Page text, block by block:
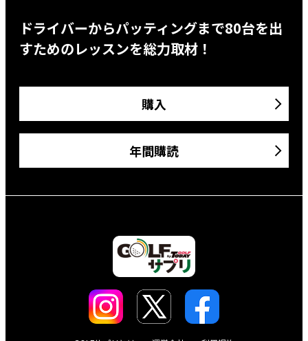
ドライバーからパッティングまで80台を出
すためのレッスンを総力取材！
購入
年間購読